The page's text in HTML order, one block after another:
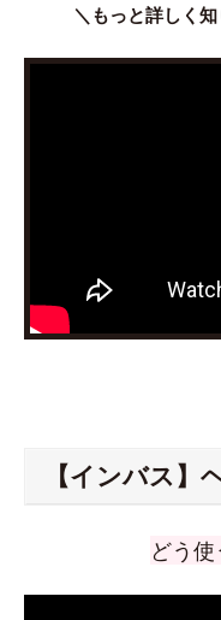
＼もっと詳しく
【インバス】
どう